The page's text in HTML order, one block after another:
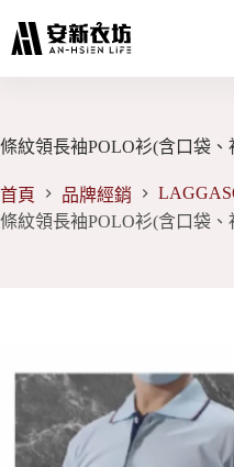
至
容
條紋領長袖POLO衫(含口袋
首頁 品牌經銷
條紋領長袖POLO衫(含口袋